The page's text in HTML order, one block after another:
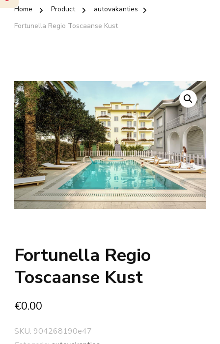
Home Product
autovakanties
Fortunella Regio Toscaanse Kust
Fortunella Regio
Toscaanse Kust
€0.00
SKU: 904268190e47